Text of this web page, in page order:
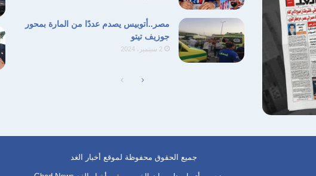
مصر..أتوبيس يصدم عددًا من المارة بمحور
جوزيف تيتو
2 سبتمبر، 2024
جميع الحقوق محفوظة لموقع أخبار الغد